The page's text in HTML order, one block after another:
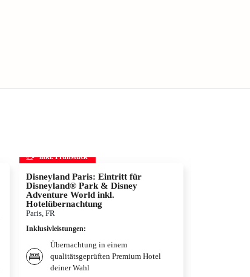
inkl. Frühstück
Disneyland Paris: Eintritt für
Disneyland® Park & Disney
Adventure World inkl.
Hotelübernachtung
Paris, FR
Inklusivleistungen:
Übernachtung in einem
qualitätsgeprüften Premium Hotel
deiner Wahl